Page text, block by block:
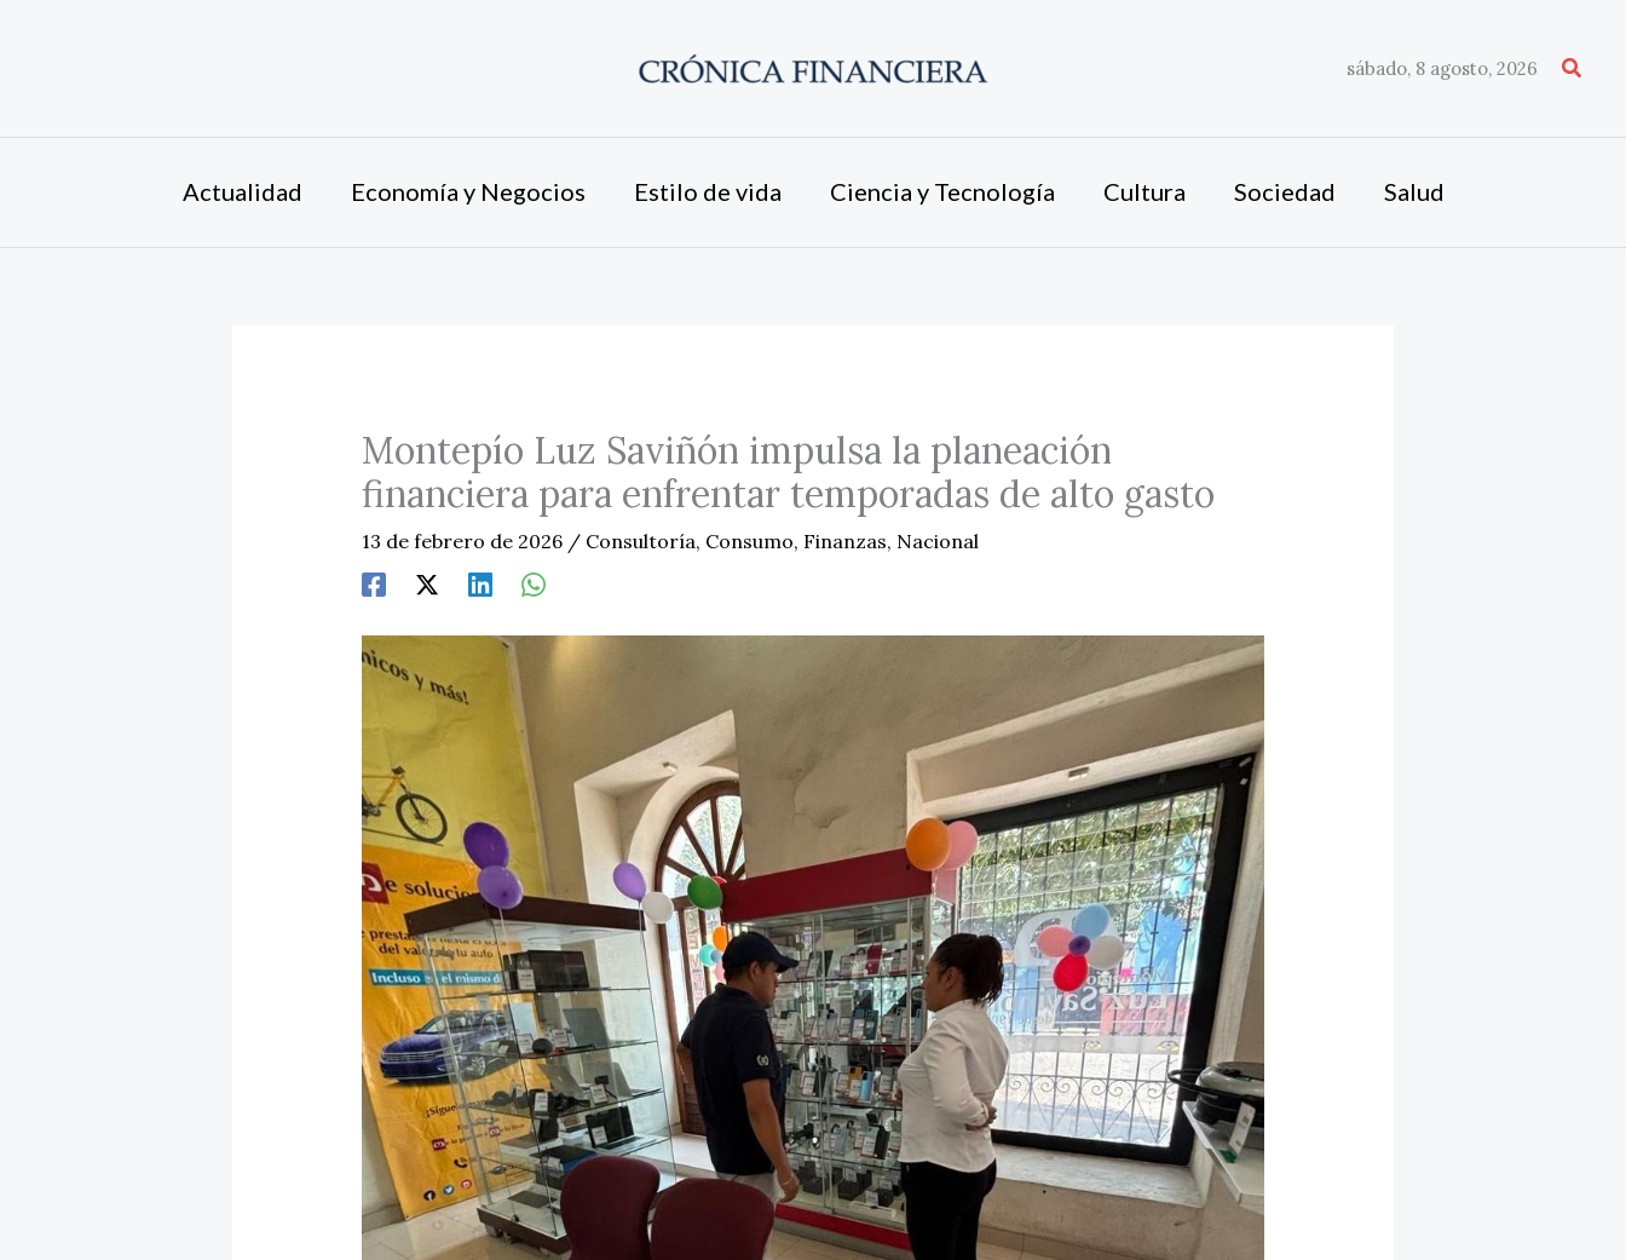
sábado, 8 agosto, 2026
Actualidad Economía y Negocios Estilo de vida Ciencia y Tecnología Cultura Sociedad Salud
Montepío Luz Saviñón impulsa la planeación
financiera para enfrentar temporadas de alto gasto
13 de febrero de 2026 / Consultoría, Consumo, Finanzas, Nacional